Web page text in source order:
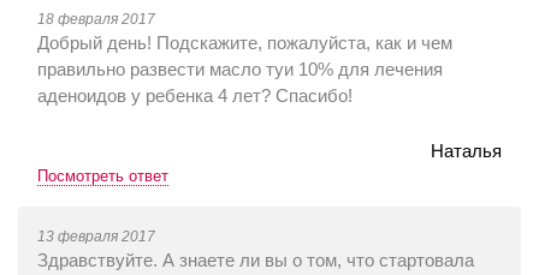
18 февраля 2017
Добрый день! Подскажите, пожалуйста, как и чем
правильно развести масло туи 10% для лечения
аденоидов у ребенка 4 лет? Спасибо!
Наталья
Посмотреть ответ
13 февраля 2017
Здравствуйте. А знаете ли вы о том, что стартовала